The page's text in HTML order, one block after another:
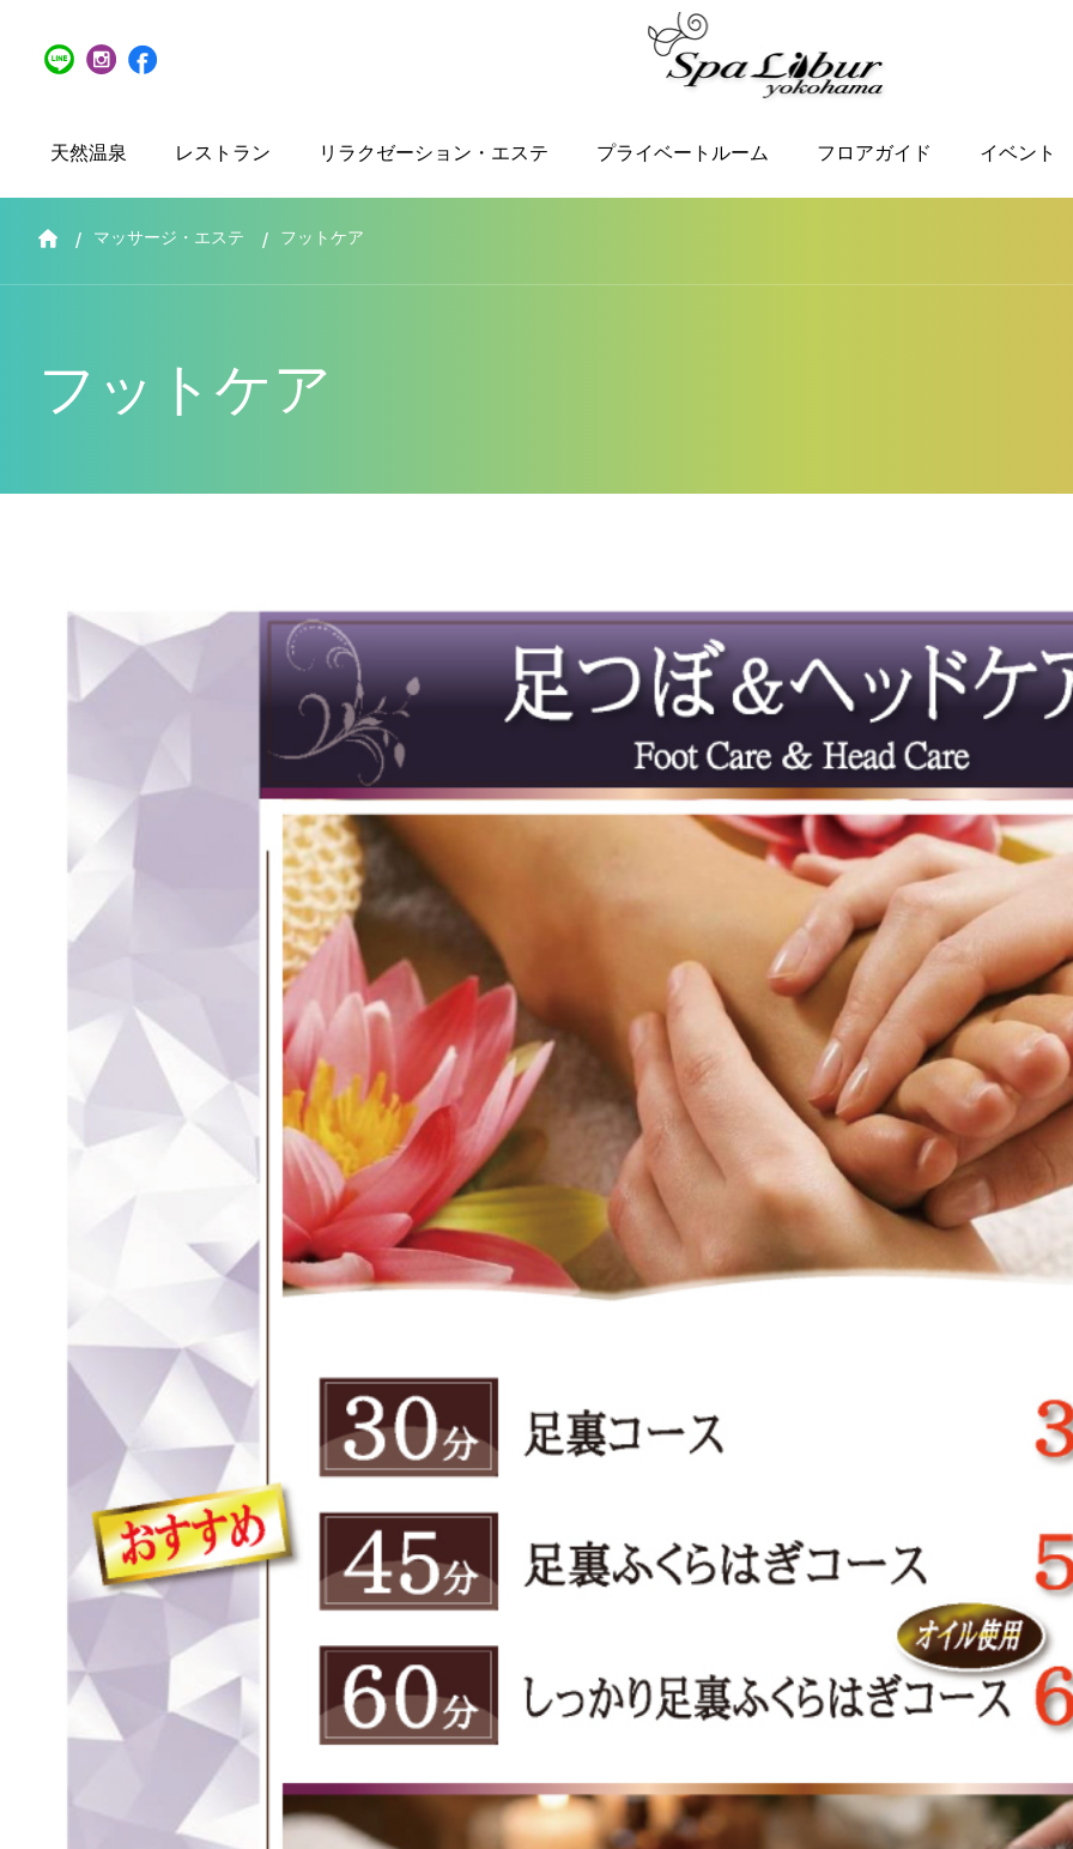
天然温泉 レストラン リラクゼーション・エステ プライベートルーム フロアガイド イベント
マッサージ・エステ フットケア
フットケア